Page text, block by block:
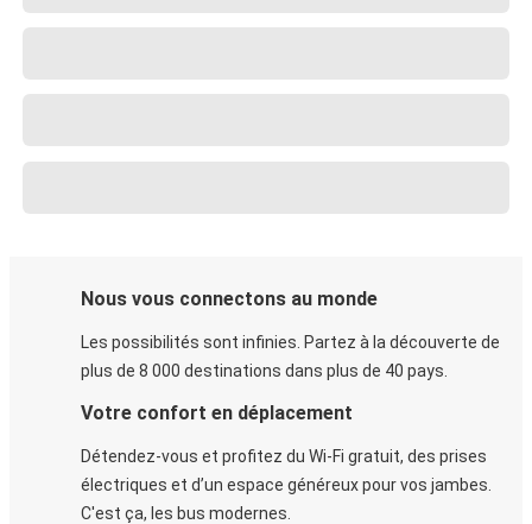
Nous vous connectons au monde
Les possibilités sont infinies. Partez à la découverte de
plus de 8 000 destinations dans plus de 40 pays.
Votre confort en déplacement
Détendez-vous et profitez du Wi-Fi gratuit, des prises
électriques et d’un espace généreux pour vos jambes.
C'est ça, les bus modernes.